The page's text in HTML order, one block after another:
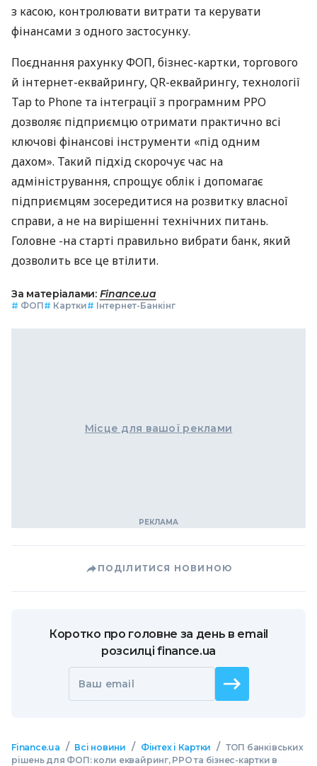
з касою, контролювати витрати та керувати
фінансами з одного застосунку.
Поєднання рахунку ФОП, бізнес-картки, торгового
й інтернет-еквайрингу, QR-еквайрингу, технології
Tap to Phone та інтеграції з програмним РРО
дозволяє підприємцю отримати практично всі
ключові фінансові інструменти «під одним
дахом». Такий підхід скорочує час на
адміністрування, спрощує облік і допомагає
підприємцям зосередитися на розвитку власної
справи, а не на вирішенні технічних питань.
Головне -на старті правильно вибрати банк, який
дозволить все це втілити.
За матеріалами: Finance.ua
# ФОП# Картки# Інтернет-Банкінг
Місце для вашої реклами
ПОДІЛИТИСЯ НОВИНОЮ
Коротко про головне за день в email
розсилці finance.ua
Ваш email
Finance.ua / Всі новини / Фінтех і Картки / ТОП банківських
рішень для ФОП: коли еквайринг, РРО та бізнес-картки в